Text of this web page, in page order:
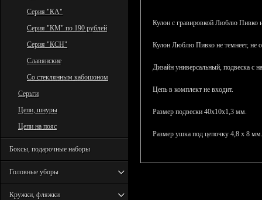
Серия "КА"
Серия "КМ" по 190 рублей
Серия "КСН"
Славянские
Со стеклянным кабошоном
Серьги
Цепи, шнуры
Цепи на пояс
Боксы, подарочные наборы
Головные уборы
Кружки, фляжки
Кулон с гравировкой Люблю Пивко
Кулон Люблю Пивко не темнеет, не
Дизайн универсальный, подвеска
Цепь в комплект не входит.
Размер подвески 40х10х1,3 мм.
Размер ушка под цепочку 4,8 х 8 мм.